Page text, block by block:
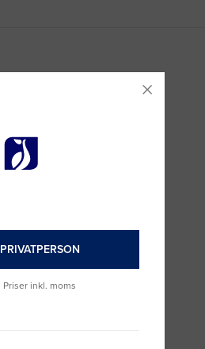
PRIVATPERSON
Priser inkl. moms